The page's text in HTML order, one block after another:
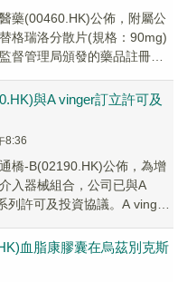
藥(00460.HK)公佈，附屬公
格瑞洛分散片(規格：90mg)
督管理局頒發的藥品註冊批
與A vinger訂立許可及
8:36
橋-B(02190.HK)公佈，為增
入器械組合，公司已與A
許可及投資協議。A vinger
血脂康膠囊在烏茲別克斯